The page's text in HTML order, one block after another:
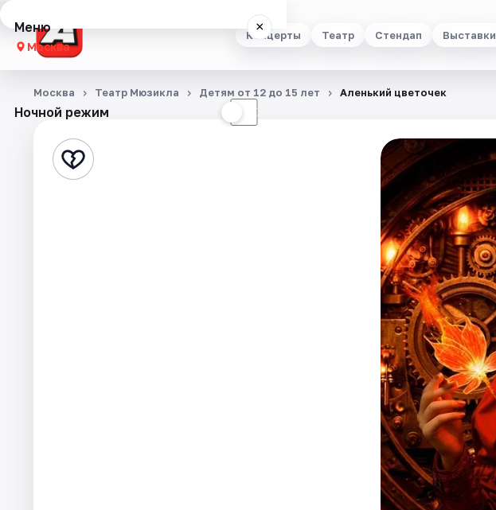
Концерты Театр Стендап Выставки
Меню ×
Москва
Концерты
Стендап
Ночной режим ☾
Москва Театр Мюзикла Детям от 12 до 15 лет Аленький цветочек